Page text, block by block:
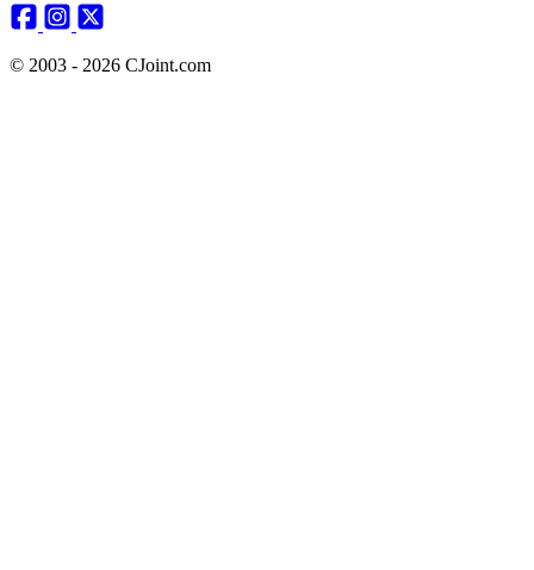
© 2003 - 2026 CJoint.com